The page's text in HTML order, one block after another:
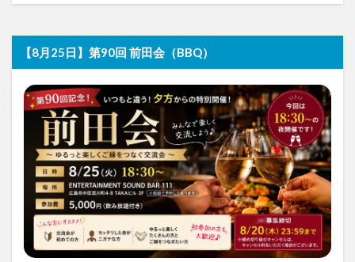
【8月25日】第90回 前田会（BBQ）